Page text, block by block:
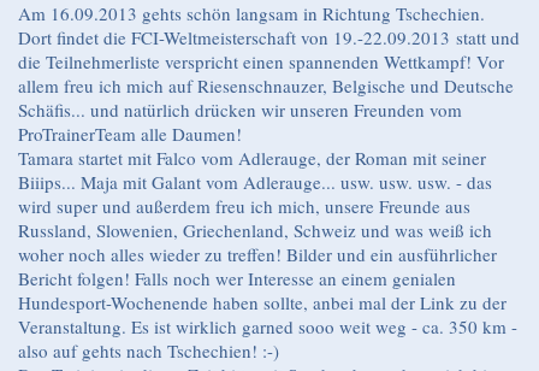
Am 16.09.2013 gehts schön langsam in Richtung Tschechien.
Dort findet die FCI-Weltmeisterschaft von 19.-22.09.2013 statt und
die Teilnehmerliste verspricht einen spannenden Wettkampf! Vor
allem freu ich mich auf Riesenschnauzer, Belgische und Deutsche
Schäfis... und natürlich drücken wir unseren Freunden vom
ProTrainerTeam alle Daumen!
Tamara startet mit Falco vom Adlerauge, der Roman mit seiner
Biiips... Maja mit Galant vom Adlerauge... usw. usw. usw. - das
wird super und außerdem freu ich mich, unsere Freunde aus
Russland, Slowenien, Griechenland, Schweiz und was weiß ich
woher noch alles wieder zu treffen! Bilder und ein ausführlicher
Bericht folgen! Falls noch wer Interesse an einem genialen
Hundesport-Wochenende haben sollte, anbei mal der Link zu der
Veranstaltung. Es ist wirklich garned sooo weit weg - ca. 350 km -
also auf gehts nach Tschechien! :-)